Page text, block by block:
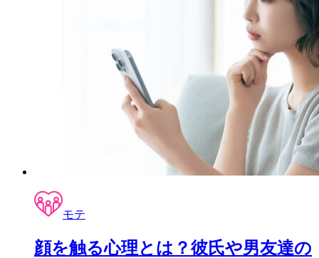
モテ
顔を触る心理とは？彼氏や男友達の